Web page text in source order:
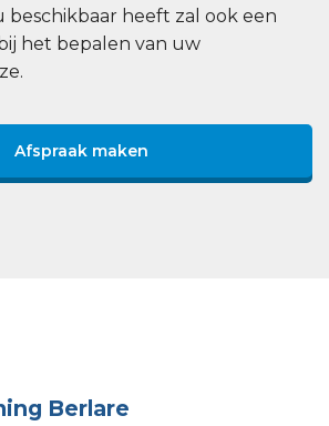
heeft zal ook een
het bepalen van uw
Afspraak maken
Berlare